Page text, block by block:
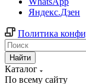
Яндекс.Дзен
Политика
Найти
Каталог
По всему сайту